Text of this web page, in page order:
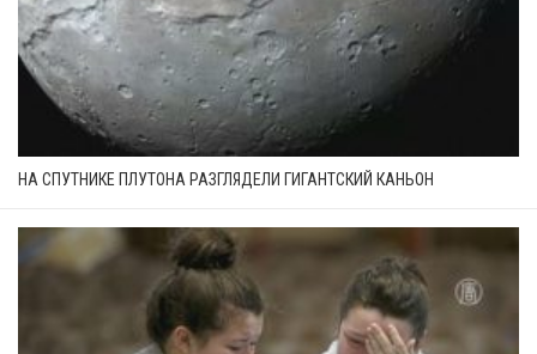
НА СПУТНИКЕ ПЛУТОНА РАЗГЛЯДЕЛИ ГИГАНТСКИЙ КАНЬОН